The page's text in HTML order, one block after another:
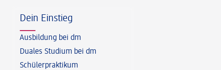
Dein Einstieg
Ausbildung bei dm
Duales Studium bei dm
Schülerpraktikum